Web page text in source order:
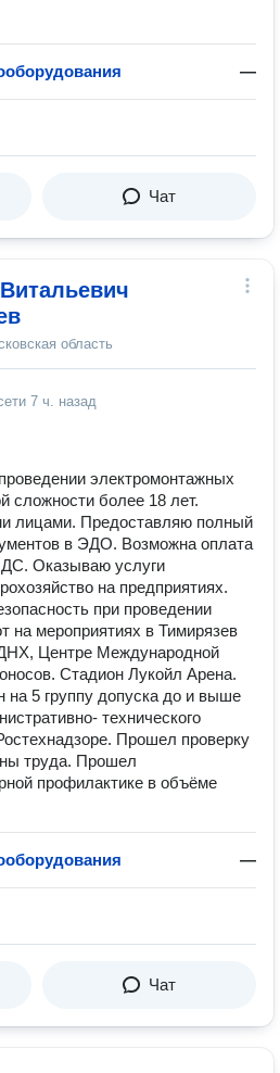
—
Чат
область
7 ч. назад
электромонтажных
сложности более 18 лет.
лицами. Предоставляю полный
в ЭДО. Возможна оплата
Оказываю услуги
на предприятиях.
при проведении
на мероприятиях в Тимирязев
Центре Международной
Стадион Лукойл Арена.
5 группу допуска до и выше
технического
Прошел проверку
труда. Прошел
профилактике в объёме
—
Чат